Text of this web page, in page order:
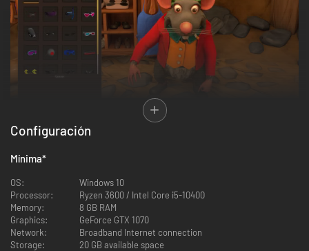
¡Aunque seas una rata, el estilo lo es todo! Con cientos de opciones de
personalización, podrás crear al chef ratonil más raro, elegante o
Configuración
Mínima*
OS:
Windows 10
Processor:
Ryzen 3600 / Intel Core i5-10400
Memory:
8 GB RAM
Graphics:
GeForce GTX 1070
Network:
Broadband Internet connection
Storage:
20 GB available space